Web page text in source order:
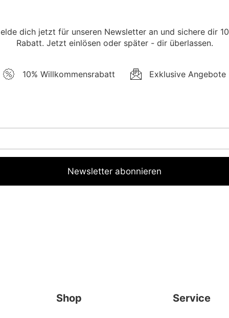
dich jetzt für unseren Newsletter an und sichere dir
Rabatt. Jetzt einlösen oder später - dir überlassen.
10% Willkommensrabatt Exklusive Angebote
Shop Service